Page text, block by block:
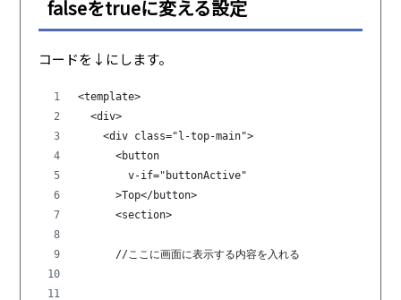
falseをtrueに変える設定
コードを↓にします。
<template>
  <div>
    <div class="l-top-main">
      <button
        v-if="buttonActive"
      >Top</button>
      <section>
      //ここに画面に表示する内容を入れる